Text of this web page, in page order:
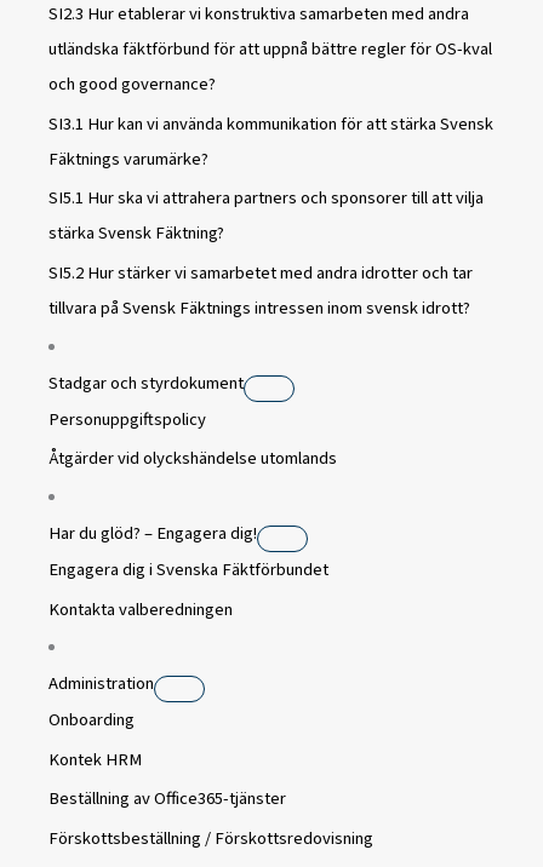
SI2.3 Hur etablerar vi konstruktiva samarbeten med andra
utländska fäktförbund för att uppnå bättre regler för OS-kval
och good governance?
SI3.1 Hur kan vi använda kommunikation för att stärka Svensk
Fäktnings varumärke?
SI5.1 Hur ska vi attrahera partners och sponsorer till att vilja
stärka Svensk Fäktning?
SI5.2 Hur stärker vi samarbetet med andra idrotter och tar
tillvara på Svensk Fäktnings intressen inom svensk idrott?
Stadgar och styrdokument
Personuppgiftspolicy
Åtgärder vid olyckshändelse utomlands
Har du glöd? – Engagera dig!
Engagera dig i Svenska Fäktförbundet
Kontakta valberedningen
Administration
Onboarding
Kontek HRM
Beställning av Office365-tjänster
Förskottsbeställning / Förskottsredovisning